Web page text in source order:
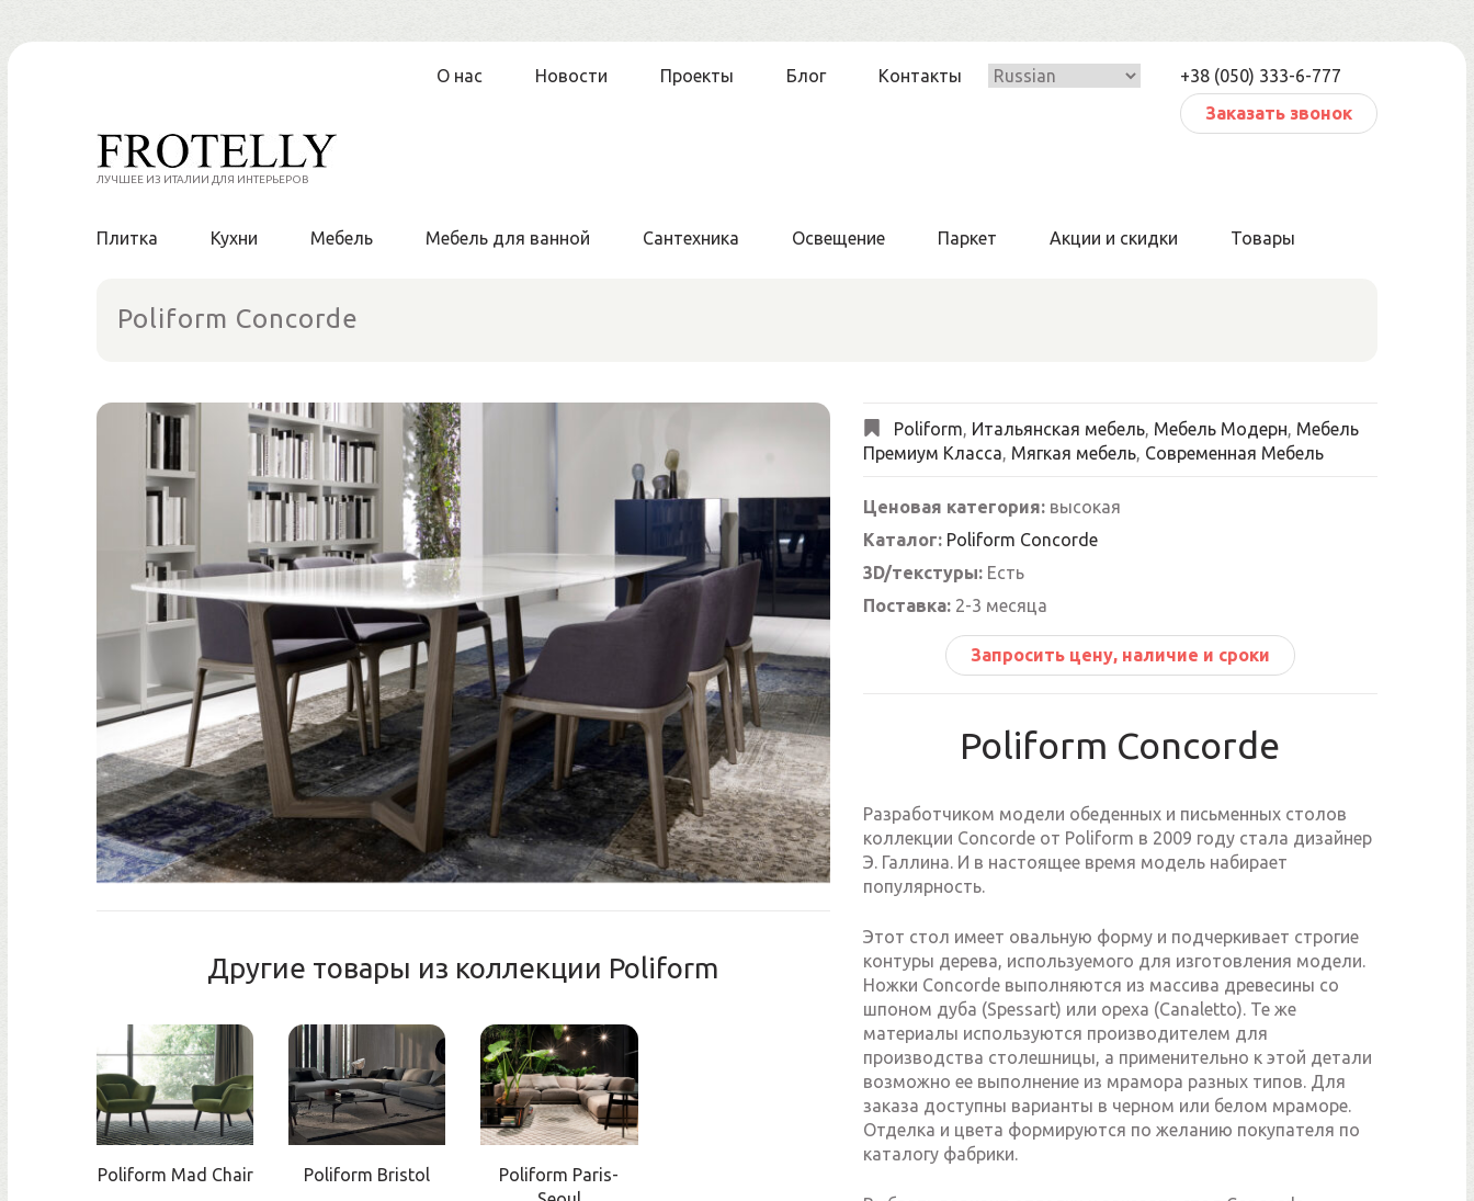
Перейти
О нас Новости Проекты Блог Контакты
+38 (050) 333-6-777
Заказать звонок
ЛУЧШЕЕ ИЗ ИТАЛИИ ДЛЯ ИНТЕРЬЕРОВ
Плитка Кухни Мебель Мебель для ванной Сантехника Освещение Паркет Акции и скидки Товары
Poliform Concorde
Другие товары из коллекции Poliform
Poliform Mad Chair Poliform Bristol
Poliform Paris-
Poliform, Итальянская мебель, Мебель Модерн, Мебель
Премиум Класса, Мягкая мебель, Современная Мебель
Ценовая категория:высокая
Каталог: Poliform Concorde
3D/текстуры:Есть
Поставка:2-3 месяца
Запросить цену, наличие и сроки
Poliform Concorde
Разработчиком модели обеденных и письменных столов
коллекции Concorde от Poliform в 2009 году стала дизайнер
Э. Галлина. И в настоящее время модель набирает
популярность.
Этот стол имеет овальную форму и подчеркивает строгие
контуры дерева, используемого для изготовления модели.
Ножки Concorde выполняются из массива древесины со
шпоном дуба (Spessart) или ореха (Canaletto). Те же
материалы используются производителем для
производства столешницы, а применительно к этой детали
возможно ее выполнение из мрамора разных типов. Для
заказа доступны варианты в черном или белом мраморе.
Отделка и цвета формируются по желанию покупателя по
каталогу фабрики.